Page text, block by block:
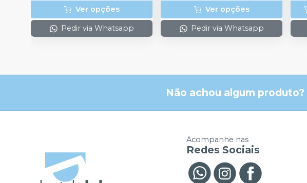
Ver opções
Pedir via Whatsapp
Ver opções
Pedir via Whatsapp
Não achou algum produto?
Acompanhe nas
Redes Sociais